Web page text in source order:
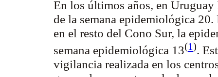
En los últimos años, en
de la semana epidemiológica
en el resto del Cono Sur, la
semana epidemiológica 13(1).
vigilancia realizada en los